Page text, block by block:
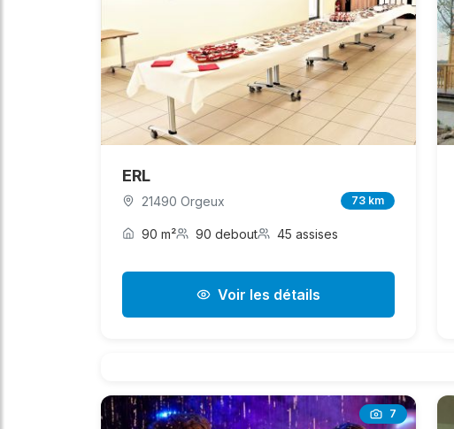
ERL
21490 Orgeux 73 km
90 m² 90 debout 45 assises
Voir les détails
7